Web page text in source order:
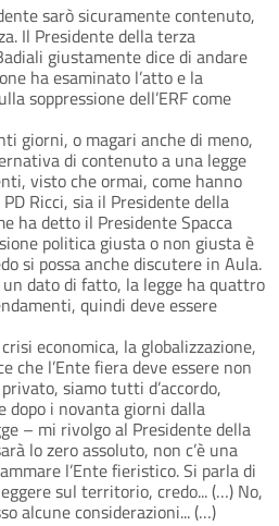
sarò sicuramente contenuto,
Il Presidente della terza
giustamente dice di andare
ha esaminato l’atto e la
soppressione dell’ERF come
giorni, o magari anche di meno,
di contenuto a una legge
visto che ormai, come hanno
Ricci, sia il Presidente della
ha detto il Presidente Spacca
politica giusta o non giusta è
si possa anche discutere in Aula.
un dato di fatto, la legge ha quattro
quindi deve essere
economica, la globalizzazione,
che l’Ente fiera deve essere non
siamo tutti d’accordo,
dopo i novanta giorni dalla
– mi rivolgo al Presidente della
lo zero assoluto, non c’è una
l’Ente fieristico. Si parla di
sul territorio, credo... (…) No,
alcune considerazioni... (…)